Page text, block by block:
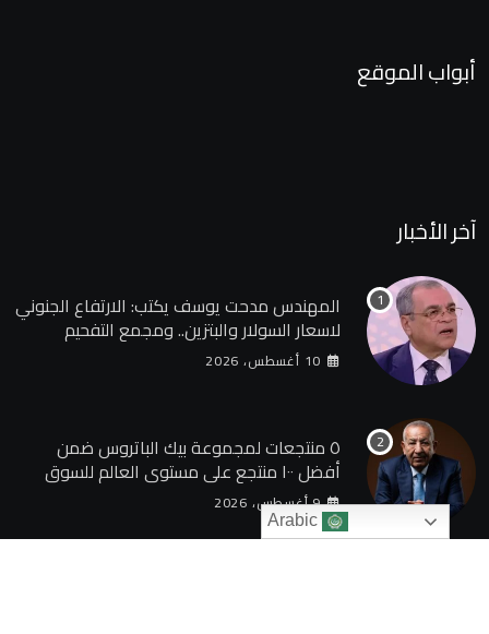
أبواب الموقع
آخر الأخبار
المهندس مدحت يوسف يكتب: الارتفاع الجنوني
لاسعار السولار والبتزين.. ومجمع التفحيم
للمازوت بشركة السويس
10 أغسطس، 2026
٥ منتجعات لمجموعة بيك الباتروس ضمن
أفضل ١٠٠ منتجع على مستوى العالم للسوق
الروسى
9 أغسطس، 2026